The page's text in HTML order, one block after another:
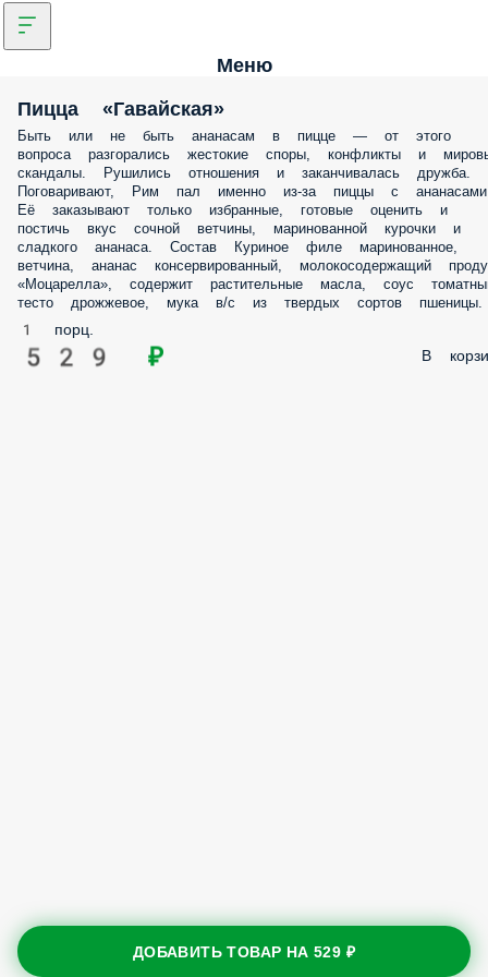
Меню
Пицца «Гавайская»
Быть или не быть ананасам в пицце — от этого вопроса разгорались
жестокие споры, конфликты и мировые скандалы. Рушились
отношения и заканчивалась дружба. Поговаривают, Рим пал
из-за пиццы с ананасами. Её заказывают только избранные, готовые
оценить и постичь вкус сочной ветчины, маринованной курочки и
сладкого ананаса. Состав Куриное филе маринованное, ветчина,
ананас консервированный, молокосодержащий продукт
содержит растительные масла, соус томатный, тесто дрожжевое,
в/с из твердых сортов пшеницы.
1 порц.
529 ₽
ДОБАВИТЬ ТОВАР НА529 ₽